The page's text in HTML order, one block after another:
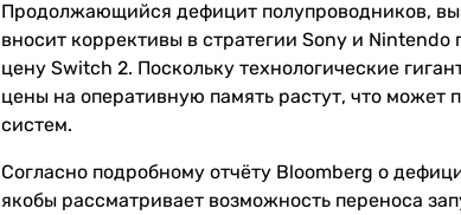
Продолжающийся дефицит полупроводников,
вносит коррективы в стратегии Sony и
цену Switch 2. Поскольку технологические
цены на оперативную память растут, что может
систем.
Согласно подробному отчёту Bloomberg о
якобы рассматривает возможность переноса